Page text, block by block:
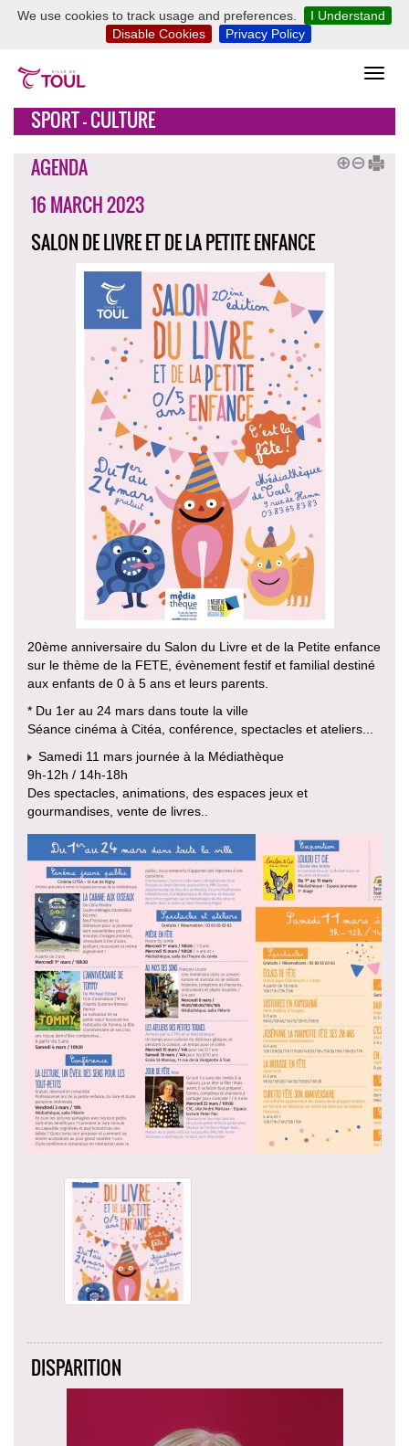
We use cookies to track usage and preferences.
I Understand
Disable Cookies
Privacy Policy
SPORT - CULTURE
AGENDA
16 MARCH 2023
SALON DE LIVRE ET DE LA PETITE ENFANCE
20ème anniversaire du Salon du Livre et de la Petite enfance
sur le thème de la FETE, évènement festif et familial destiné
aux enfants de 0 à 5 ans et leurs parents.
* Du 1er au 24 mars dans toute la ville
Séance cinéma à Citéa, conférence, spectacles et ateliers...
Samedi 11 mars journée à la Médiathèque
9h-12h / 14h-18h
Des spectacles, animations, des espaces jeux et
gourmandises, vente de livres..
DISPARITION